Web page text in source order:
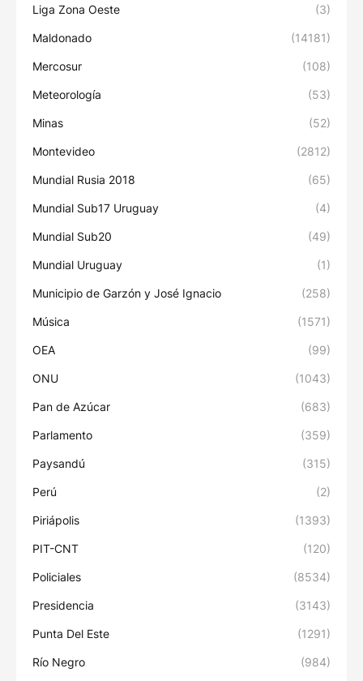
Liga Zona Oeste (3)
Maldonado (14181)
Mercosur (108)
Meteorología (53)
Minas (52)
Montevideo (2812)
Mundial Rusia 2018 (65)
Mundial Sub17 Uruguay (4)
Mundial Sub20 (49)
Mundial Uruguay (1)
Municipio de Garzón y José Ignacio (258)
Música (1571)
OEA (99)
ONU (1043)
Pan de Azúcar (683)
Parlamento (359)
Paysandú (315)
Perú (2)
Piriápolis (1393)
PIT-CNT (120)
Policiales (8534)
Presidencia (3143)
Punta Del Este (1291)
Río Negro (984)